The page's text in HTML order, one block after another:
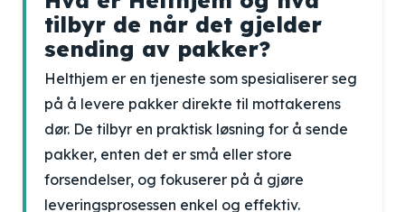
tilbyr de når det gjelder
sending av pakker?
Helthjem er en tjeneste som spesialiserer seg
på å levere pakker direkte til mottakerens
dør. De tilbyr en praktisk løsning for å sende
pakker, enten det er små eller store
forsendelser, og fokuserer på å gjøre
leveringsprosessen enkel og effektiv.